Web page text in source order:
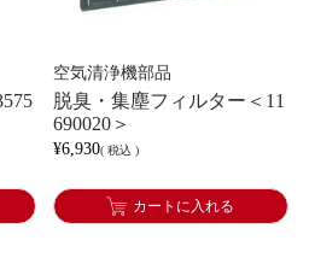
空気清浄機部品
脱臭・集塵フィルター＜11
690020＞
¥6,930 税込
カートに入れる